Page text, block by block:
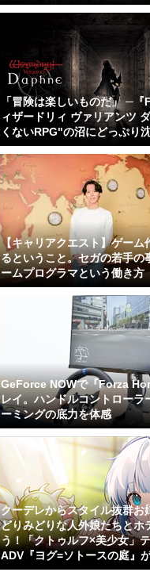
「冒険は楽しいものだ」 ─『
ィザードリィ ヴァリアンツ
くないRPG"の沼にどっぷり
【キャリアクエスト】ゲーム
るということ。セガの若手の
ームプログラマという働き方
GeForce NOWで『Forza
レイ。ハンドルコントローラ
ーミングの底力を体感
クーデレからスタイル抜群お
どりみどりな人外娘たちとホ
う！「クトゥルフ×美少女」
ADV『ヨグ=ソトースの庭』